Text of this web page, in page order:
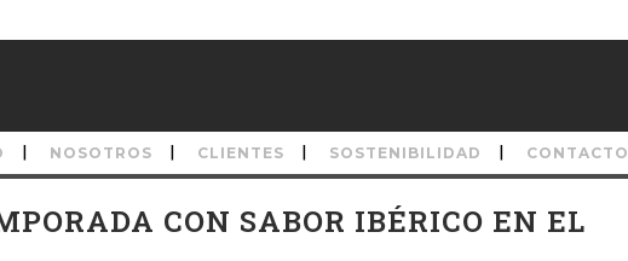
NOSOTROS CLIENTES SOSTENIBILIDAD CONTACTO
CON SABOR IBÉRICO EN EL